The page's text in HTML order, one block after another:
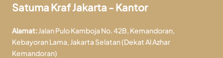
Satuma Kraf Jakarta - Kantor
Alamat:Jalan Pulo Kamboja No. 42B, Kemandoran,
Kebayoran Lama, Jakarta Selatan (Dekat Al Azhar
Kemandoran)